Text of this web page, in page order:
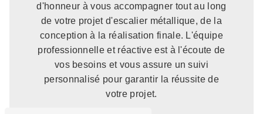
d'honneur à vous accompagner tout au long
de votre projet d'escalier métallique, de la
conception à la réalisation finale. L'équipe
professionnelle et réactive est à l'écoute de
vos besoins et vous assure un suivi
personnalisé pour garantir la réussite de
votre projet.